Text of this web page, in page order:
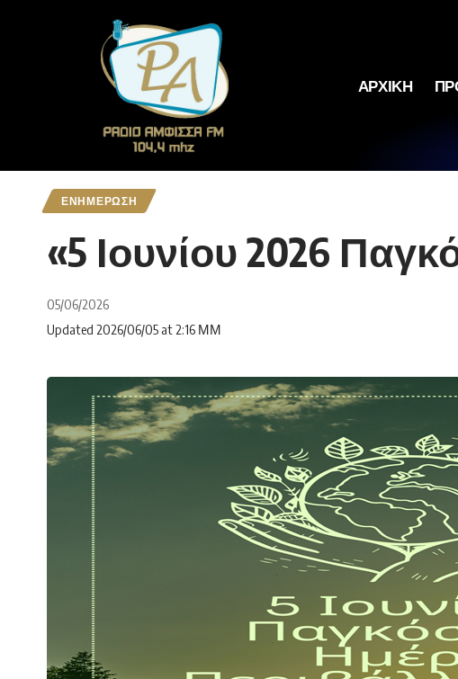
ΑΡΧΙΚΗ
ΕΝΗΜΕΡΩΣΗ
«5 Ιουνίου 2026
05/06/2026
Updated 2026/06/05 at 2:16 ΜΜ